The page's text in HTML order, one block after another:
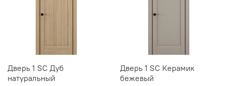
Дверь 1 SC Дуб
натуральный
Дверь 1 SC Керамик
бежевый